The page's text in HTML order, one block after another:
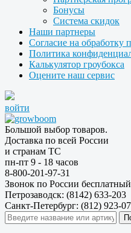
Бонусы
Система скидок
Наши партнеры
Согласие на обработку
Политика
Калькулятор гроубокса
Оцените наш сервис
войти
Большой выбор товаров.
Доставка по всей России
и странам ТС
пн-пт 9 - 18 часов
8-800-201-97-31
Звонок по России бесплатный
Петрозаводск: (8142) 633-203
Санкт-Петербург: (812) 923-